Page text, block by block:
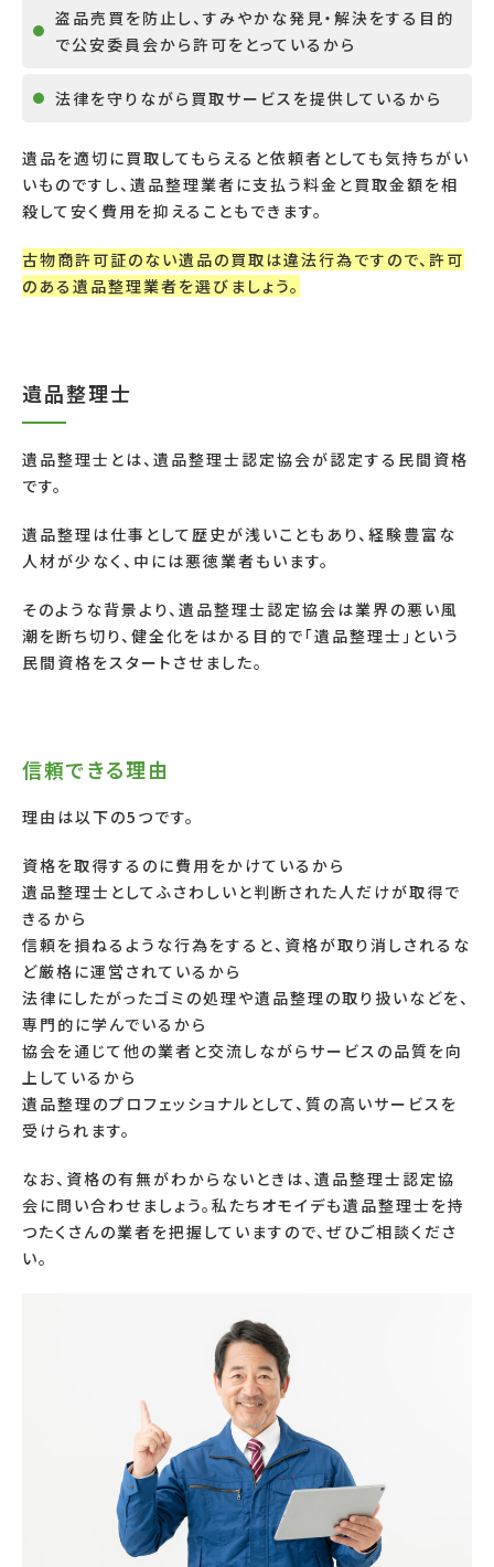
盗品売買を防止し、すみやかな発見・解決をする目的
で公安委員会から許可をとっているから
法律を守りながら買取サービスを提供しているから
遺品を適切に買取してもらえると依頼者としても気持ちがい
いものですし、遺品整理業者に支払う料金と買取金額を相
殺して安く費用を抑えることもできます。
古物商許可証のない遺品の買取は違法行為ですので、許可
のある遺品整理業者を選びましょう。
遺品整理士
遺品整理士とは、遺品整理士認定協会が認定する民間資格
です。
遺品整理は仕事として歴史が浅いこともあり、経験豊富な
人材が少なく、中には悪徳業者もいます。
そのような背景より、遺品整理士認定協会は業界の悪い風
潮を断ち切り、健全化をはかる目的で「遺品整理士」という
民間資格をスタートさせました。
信頼できる理由
理由は以下の5 つです。
資格を取得するのに費用をかけているから
遺品整理士としてふさわしいと判断された人だけが取得で
きるから
信頼を損ねるような行為をすると、資格が取り消しされるな
ど厳格に運営されているから
法律にしたがったゴミの処理や遺品整理の取り扱いなどを、
専門的に学んでいるから
協会を通じて他の業者と交流しながらサービスの品質を向
上しているから
遺品整理のプロフェッショナルとして、質の高いサービスを
受けられます。
なお、資格の有無がわからないときは、遺品整理士認定協
会に問い合わせましょう。私たちオモイデも遺品整理士を持
つたくさんの業者を把握していますので、ぜひご相談くださ
い。